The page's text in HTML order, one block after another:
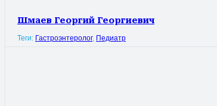
Шмаев Георгий Георгиевич
Теги: Гастроэнтеролог, Педиатр